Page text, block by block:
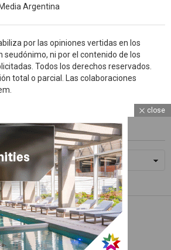
Argentina
por las opiniones vertidas en los
seudónimo, ni por el contenido de los
Todos los derechos reservados.
total o parcial. Las colaboraciones
ARCHIVOS
Devoto Magazine
Política de Privacidad
close